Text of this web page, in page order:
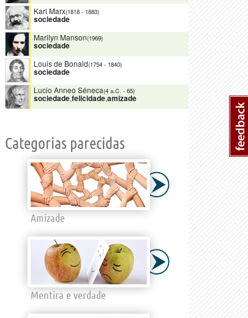
Karl Marx(1818 - 1883)
sociedade
Marilyn Manson(1969)
sociedade
Louis de Bonald(1754 - 1840)
sociedade
Lucio Anneo Séneca(4 a.C. - 65)
sociedade,felicidade,amizade
Categorias parecidas
Amizade
Mentira e verdade